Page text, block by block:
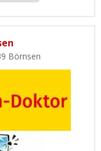
Börnsen